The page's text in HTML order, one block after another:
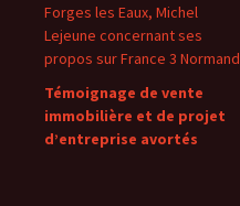
Forges les Eaux, Michel
Lejeune concernant ses
propos sur France 3
Témoignage de vente
immobilière et de projet
d’entreprise avortés